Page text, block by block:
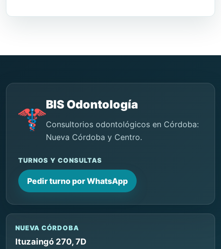
BIS Odontología
Consultorios odontológicos en Córdoba:
Nueva Córdoba y Centro.
TURNOS Y CONSULTAS
Pedir turno por WhatsApp
NUEVA CÓRDOBA
Ituzaingó 270, 7D